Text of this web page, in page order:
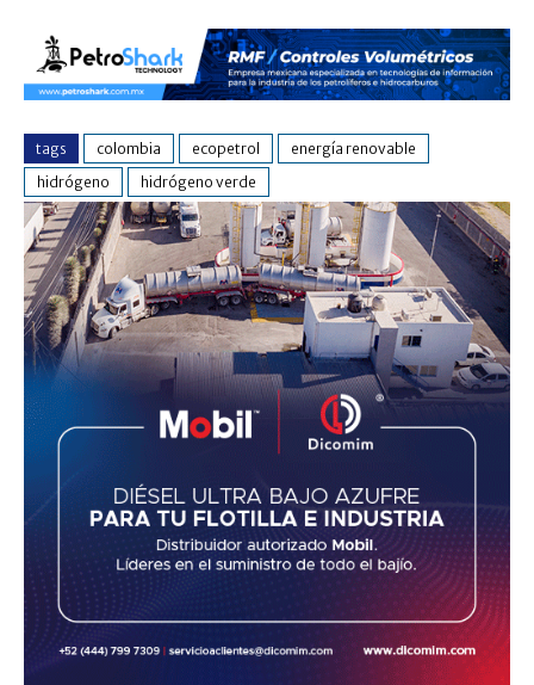
tags colombia ecopetrol
energía renovable
hidrógeno
hidrógeno verde